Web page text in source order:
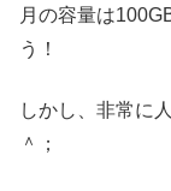
月の容量は
う！
しかし、非常に
＾；